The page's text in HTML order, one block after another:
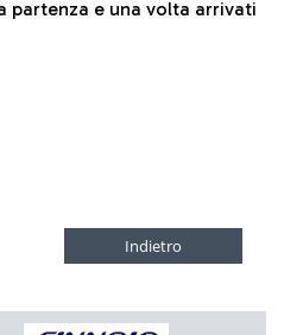
partenza e una volta arrivati